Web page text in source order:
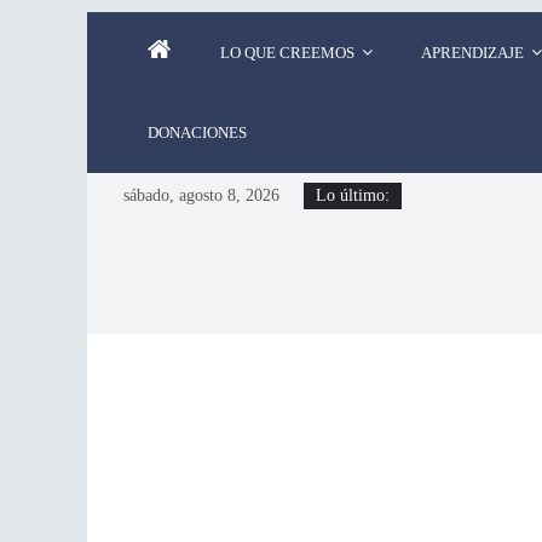
LO QUE CREEMOS APRENDIZAJE
DONACIONES
sábado, agosto 8, 2026 Lo último: